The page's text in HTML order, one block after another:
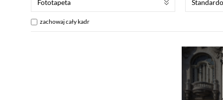
Fototapeta
zachowaj cały kadr